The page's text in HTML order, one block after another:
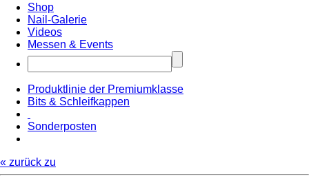
Shop
Nail-Galerie
Videos
Messen & Events
Produktlinie der Premiumklasse
Bits & Schleifkappen
Sonderposten
« zurück zu